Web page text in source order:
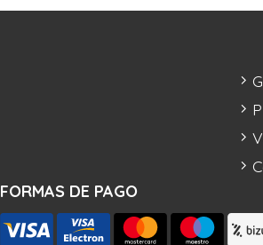
FORMAS DE PAGO